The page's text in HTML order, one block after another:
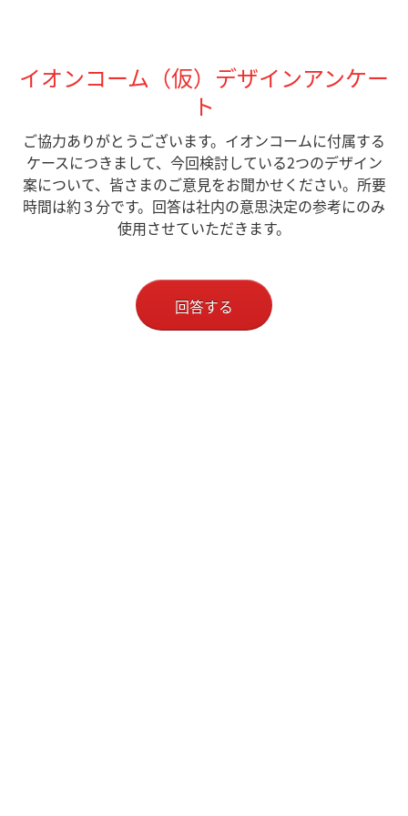
イオンコーム（仮）デザインアンケー
ト
ご協力ありがとうございます。イオンコームに付属する
ケースにつきまして、今回検討している2つのデザイン
案について、皆さまのご意見をお聞かせください。所要
時間は約３分です。回答は社内の意思決定の参考にのみ
使用させていただきます。
回答する